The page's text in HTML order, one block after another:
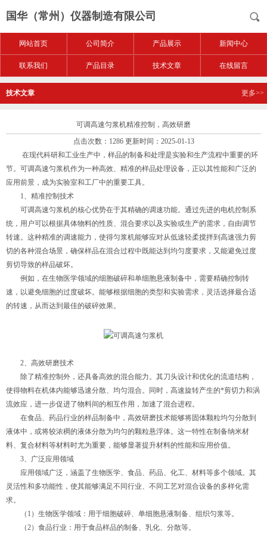
国华（常州）仪器制造有限公司
网站首页 公司简介 产品展示 新闻中心
联系我们 产品目录 技术文章 在线留言
技术文章 更多>>
可调高速匀浆机精准控制，高效研磨
点击次数：1286 更新时间：2025-01-13
在现代科研和工业生产中，样品的制备和处理是实验和生产流程中重要的环
节。可调高速匀浆机作为一种高效、精准的样品处理设备，正以其性能和广泛的
应用前景，成为实验室和工厂中的重要工具。
1、精准控制技术
可调高速匀浆机的核心优势在于其精确的调速功能。通过先进的电机控制系
统，用户可以根据具体物料的性质、混合要求以及实验或生产的需求，自由调节
转速。这种精准的调速能力，使得匀浆机能够应对从低速轻柔搅拌到高速强力剪
切的各种混合场景，确保样品在混合过程中既能达到均匀度要求，又能避免过度
剪切导致的样品破坏。
例如，在生物医学领域的细胞破碎和单细胞悬液制备中，需要精确控制转
速，以避免细胞的过度破坏。能够根据细胞的类型和实验需求，灵活选择最合适
的转速，从而达到最佳的破碎效果。
2、高效研磨技术
除了精准控制外，还具备高效的混合能力。其刀头设计和优化的流道结构，
使得物料在机体内能够迅速分散、均匀混合。同时，高速旋转产生的*剪切力和涡
流效应，进一步促进了物料间的相互作用，加速了混合进程。
在食品、药品行业的样品制备中，高效研磨技术能够将固体颗粒均匀分散到
液体中，或将较浓稠的液体分散为均匀的颗粒悬浮体。这一特性在制备纳米材
料、复合材料等材料时尤为重要，能够显著提升材料的性能和应用价值。
3、广泛应用领域
应用领域广泛，涵盖了生物医学、食品、药品、化工、材料等多个领域。其
灵活性和多功能性，使其能够满足不同行业、不同工艺对混合设备的多样化需
求。
（1）生物医学领域：用于细胞破碎、单细胞悬液制备、组织匀浆等。
（2）食品行业：用于食品样品的制备、乳化、分散等。